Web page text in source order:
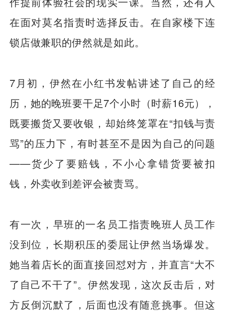
在面对莫名指责时选择反击。在自家楼下连
锁店做兼职的伊然就是如此。
7月初，伊然在小红书发帖讲述了自己的经
历，她的晚班要干足7个小时（时薪16元），
既要搬货又要收银，却始终笼罩在“扣钱与责
骂”的压力下，有时甚至不是因为自己的问题
——货少了要赔钱，不小心拿错货要被扣
钱，外卖收到差评会被责骂。
有一次，早班的一名员工指责晚班人员工作
没到位，长期积压的委屈让伊然当场爆发。
她当着店长的面直接回怼对方，并直言“大不
了自己不干了”。伊然发现，这次反击后，对
方反倒沉默了，后面也没有随意挑事。但这